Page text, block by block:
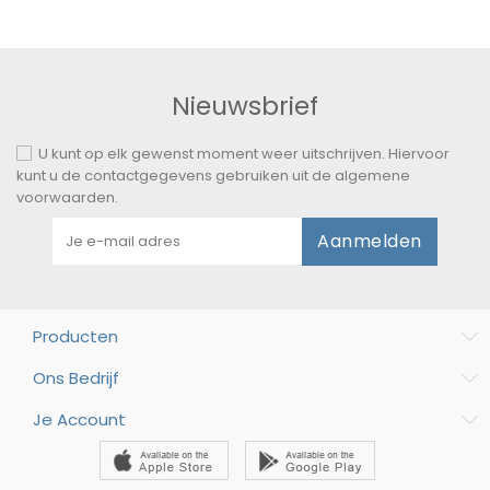
Nieuwsbrief
U kunt op elk gewenst moment weer uitschrijven. Hiervoor
kunt u de contactgegevens gebruiken uit de algemene
voorwaarden.
Aanmelden
Producten
Ons Bedrijf
Je Account